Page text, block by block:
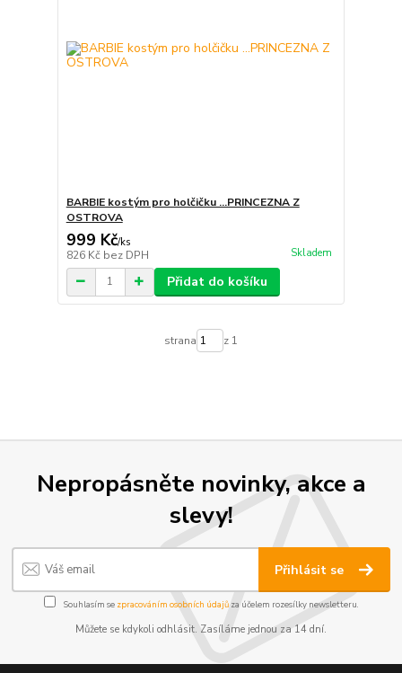
BARBIE kostým pro holčičku ...PRINCEZNA Z
OSTROVA
999 Kč/ks
826 Kč bez DPH Skladem
Přidat do košíku
strana z 1
Nepropásněte novinky, akce a
slevy!
Přihlásit se
Souhlasím se zpracováním osobních údajůza účelem rozesílky newsletteru.
Můžete se kdykoli odhlásit. Zasíláme jednou za 14 dní.